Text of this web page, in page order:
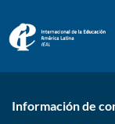
Información de